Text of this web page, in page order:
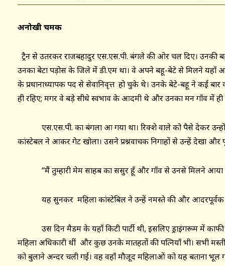
अनोखी चमक
ट्रैन से उतरकर राजबहादुर एस.एस.पी. बंगले की ओर चल दिए। उनकी
उनका बेटा पड़ोस के जिले में डी.एम था। वे अपने बहू-बेटे से मिलने यहाँ
के प्रधानाध्यापक पद से सेवानिवृत्त हो चुके थे। उनके बेटे-बहू ने कई
ही रहिए; मगर वे बड़े सीधे स्वभाव के आदमी थे और उनका मन गाँव में ही
एस.एस.पी. का बंगला आ गया था। रिक्शे वाले को पैसे देकर
कांस्टेबल ने आकर गेट खोला। उसने प्रश्नवाचक निगाहों से उन्हें देखा और
‘‘मैं तुम्हारी मेम साहब का ससुर हूँ और गाँव से उनसे मिलने आया
यह सुनकर महिला कांस्टेबिल ने उन्हें नमस्ते की और आदरपूर्वक
उस दिन मैडम के यहाँ किटी पार्टी थी, इसलिए ड्राइंगरूम में
महिला अधिकारी थीं और कुछ उनके मातहतों की पत्नियाँ भी। सभी
को बुलाने अन्दर चली गईं। वह वहाँ मौजूद महिलाओं को यह बताना